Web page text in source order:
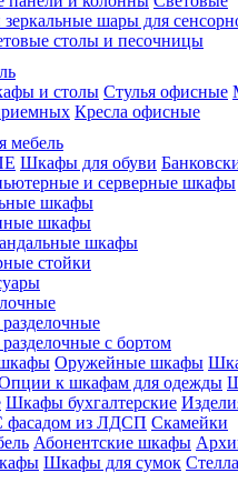
шары для
столы и песочницы
и столы Стулья офисные
Кресла офисные
мебель
Шкафы для обуви
и серверные шкафы
шкафы
шкафы
шкафы
стойки
с бортом
Оружейные шкафы
к шкафам для одежды
Шкафы бухгалтерские
фасадом из ЛДСП Скамейки
Абонентские шкафы
Шкафы для сумок